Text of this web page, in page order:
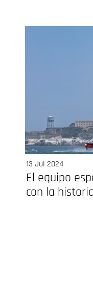
13 Jul 2024
El equipo
con la